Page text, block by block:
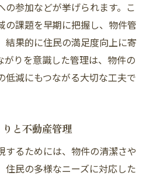
の参加などが挙げられます。こ
の課題を早期に把握し、物件管
結果的に住民の満足度向上に寄
がりを意識した管理は、物件の
低減にもつながる大切な工夫で
と不動産管理
するためには、物件の清潔さや
住民の多様なニーズに対応した